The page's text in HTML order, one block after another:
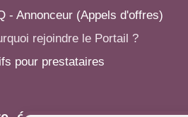
- Annonceur (Appels d'offres)
rejoindre le Portail ?
pour prestataires